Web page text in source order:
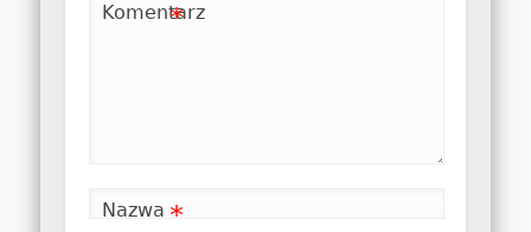
Komentarz
*
Nazwa *